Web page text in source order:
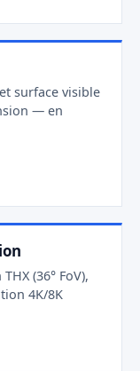
surface visible
— en
(36° FoV),
4K/8K